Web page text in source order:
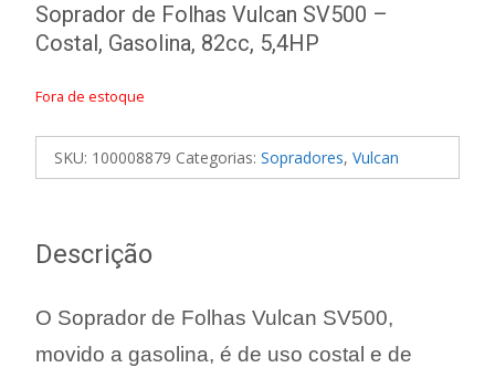
Soprador de Folhas Vulcan SV500 –
Costal, Gasolina, 82cc, 5,4HP
Fora de estoque
SKU: 100008879 Categorias: Sopradores, Vulcan
Descrição
O Soprador de Folhas Vulcan SV500,
movido a gasolina, é de uso costal e de